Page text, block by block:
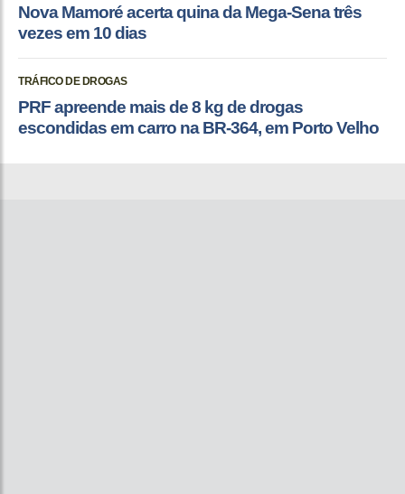
Nova Mamoré acerta quina da Mega-Sena três
vezes em 10 dias
TRÁFICO DE DROGAS
PRF apreende mais de 8 kg de drogas
escondidas em carro na BR-364, em Porto Velho